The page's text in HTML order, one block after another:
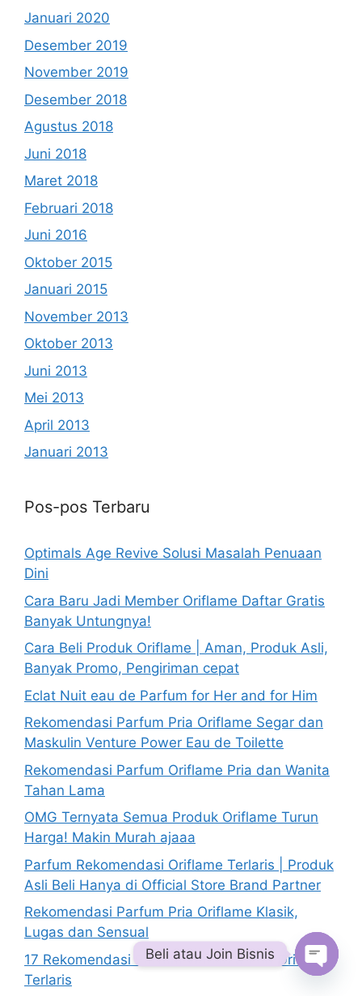
Januari 2020
Desember 2019
November 2019
Desember 2018
Agustus 2018
Juni 2018
Maret 2018
Februari 2018
Juni 2016
Oktober 2015
Januari 2015
November 2013
Oktober 2013
Juni 2013
Mei 2013
April 2013
Januari 2013
Pos-pos Terbaru
Optimals Age Revive Solusi Masalah Penuaan
Dini
Cara Baru Jadi Member Oriflame Daftar Gratis
Banyak Untungnya!
Cara Beli Produk Oriflame | Aman, Produk Asli,
Banyak Promo, Pengiriman cepat
Eclat Nuit eau de Parfum for Her and for Him
Rekomendasi Parfum Pria Oriflame Segar dan
Maskulin Venture Power Eau de Toilette
Rekomendasi Parfum Oriflame Pria dan Wanita
Tahan Lama
OMG Ternyata Semua Produk Oriflame Turun
Harga! Makin Murah ajaaa
Parfum Rekomendasi Oriflame Terlaris | Produk
Asli Beli Hanya di Official Store Brand Partner
Rekomendasi Parfum Pria Oriflame Klasik,
Lugas dan Sensual
17 Rekomendasi Parfum Wanita & Pria Oriflame
Terlaris
Beli atau Join Bisnis